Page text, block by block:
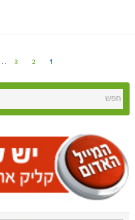
1
2
3